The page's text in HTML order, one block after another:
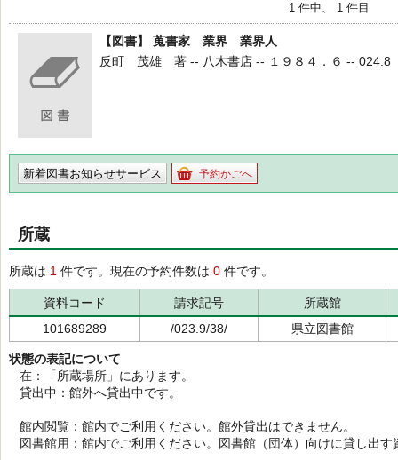
1 件中、 1 件目
【図書】 蒐書家 業界 業界人
反町 茂雄 著 -- 八木書店 -- １９８４．６ -- 024.8
新着図書お知らせサービス 予約かごへ
所蔵
所蔵は 1 件です。現在の予約件数は 0 件です。
資料コード 請求記号
所蔵館
101689289
/023.9/38/ 県立図書館
状態の表記について
在：「所蔵場所」にあります。
貸出中：館外へ貸出中です。
館内閲覧：館内でご利用ください。館外貸出はできません。
図書館用：館内でご利用ください。図書館（団体）向けに貸し出す